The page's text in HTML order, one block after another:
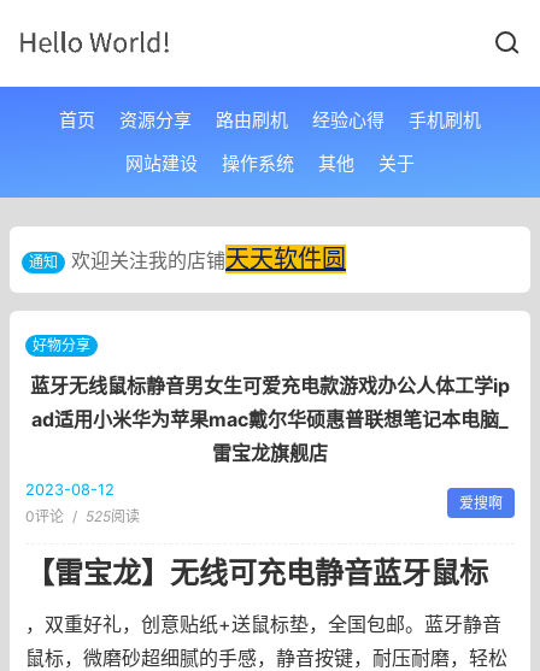
首页 资源分享 路由刷机 经验心得
手机刷机
网站建设
操作系统 其他 关于
通知 欢迎关注我的店铺天天软件圆
好物分享
蓝牙无线鼠标静音男女生可爱充电款游戏办公人体工学ip
ad适用小米华为苹果mac戴尔华硕惠普联想笔记本电脑_
雷宝龙旗舰店
2023-08-12
0评论 / 525阅读
爱搜啊
【雷宝龙】无线可充电静音蓝牙鼠标
，双重好礼，创意贴纸+送鼠标垫，全国包邮。蓝牙静音
鼠标，微磨砂超细腻的手感，静音按键，耐压耐磨，轻松